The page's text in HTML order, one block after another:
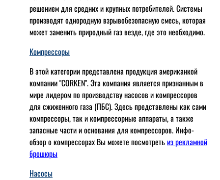
решением для средних и крупных потребителей. Системы
производят однородную взрывобезопасную смесь, которая
может заменить природный газ везде, где это необходимо.
Компрессоры
В этой категории представлена продукция американкой
компании "CORKEN". Эта компания является признанным в
мире лидером по производству насосов и компрессоров
для сжиженного газа (ПБС). Здесь представлены как сами
компрессоры, так и компрессорные аппараты, а также
запасные части и основания для компрессоров. Инфо-
обзор о компрессорах Вы можете посмотретьиз рекламной
брошюры
Насосы